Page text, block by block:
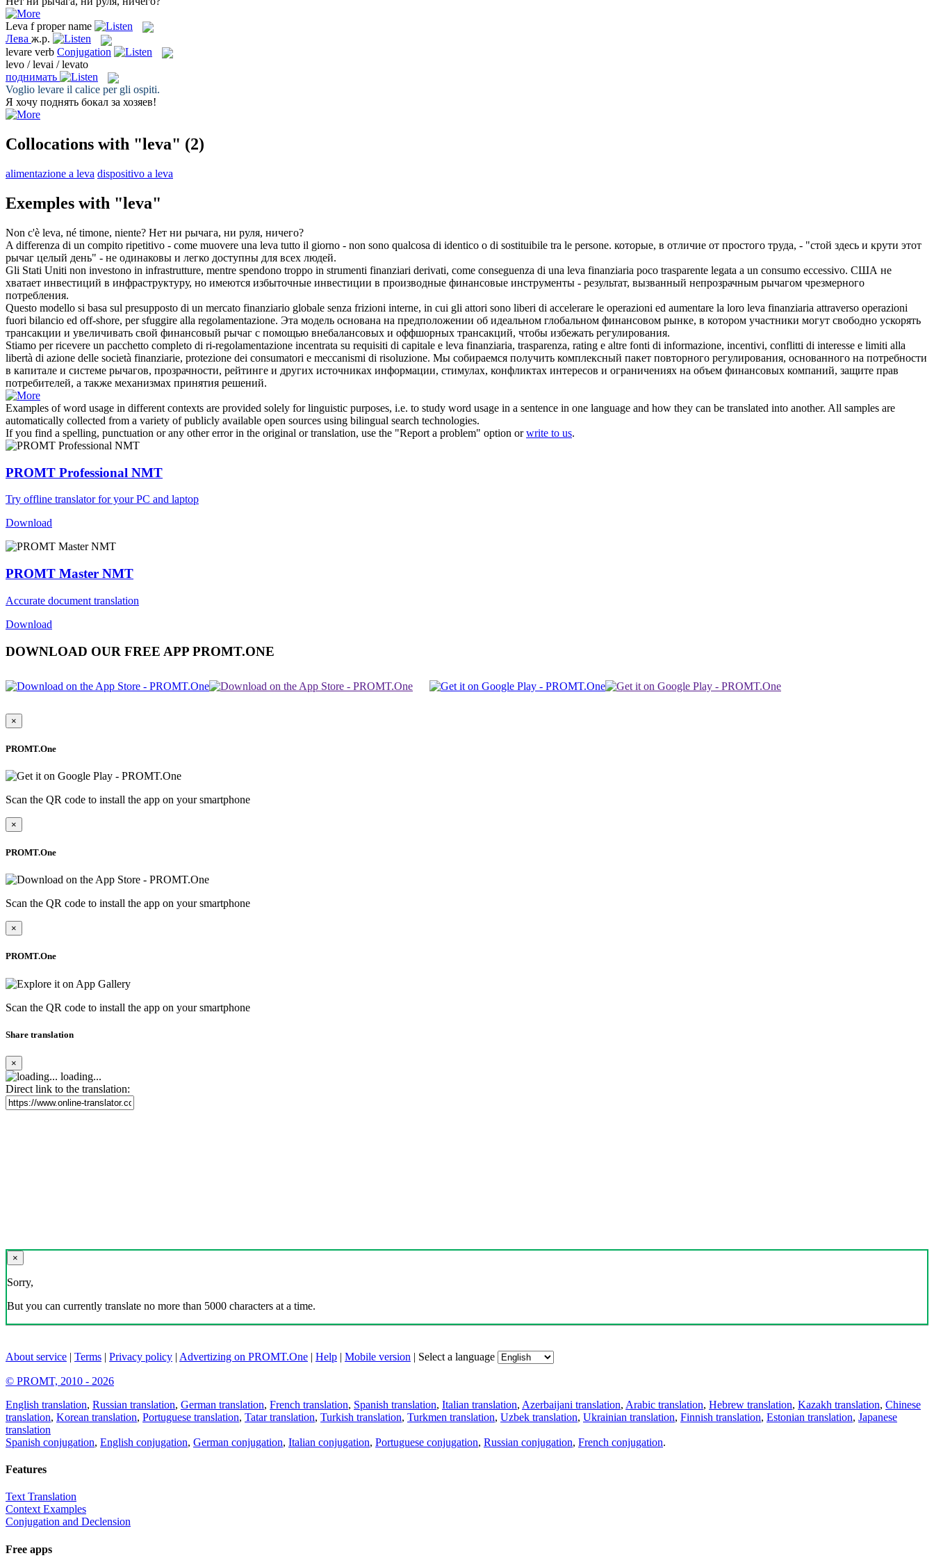
Leva f proper name
Лева ж.р.
levare verb Conjugation
levo / levai / levato
поднимать
Voglio levare il calice per gli ospiti.
Я хочу поднять бокал за хозяев!
Collocations with "leva" (2)
alimentazione a leva dispositivo a leva
Exemples with "leva"
Non c'è leva, né timone, niente? Нет ни рычага, ни руля, ничего?
A differenza di un compito ripetitivo - come muovere una leva tutto il giorno - non sono qualcosa di identico o di sostituibile tra le persone. которые, в отличие от простого труда, - "стой здесь и крути этот
рычаг целый день" - не одинаковы и легко доступны для всех людей.
Gli Stati Uniti non investono in infrastrutture, mentre spendono troppo in strumenti finanziari derivati, come conseguenza di una leva finanziaria poco trasparente legata a un consumo eccessivo. США не
хватает инвестиций в инфраструктуру, но имеются избыточные инвестиции в производные финансовые инструменты - результат, вызванный непрозрачным рычагом чрезмерного
потребления.
Questo modello si basa sul presupposto di un mercato finanziario globale senza frizioni interne, in cui gli attori sono liberi di accelerare le operazioni ed aumentare la loro leva finanziaria attraverso operazioni
fuori bilancio ed off-shore, per sfuggire alla regolamentazione. Эта модель основана на предположении об идеальном глобальном финансовом рынке, в котором участники могут свободно ускорять
трансакции и увеличивать свой финансовый рычаг с помощью внебалансовых и оффшорных трансакций, чтобы избежать регулирования.
Stiamo per ricevere un pacchetto completo di ri-regolamentazione incentrata su requisiti di capitale e leva finanziaria, trasparenza, rating e altre fonti di informazione, incentivi, conflitti di interesse e limiti alla
libertà di azione delle società finanziarie, protezione dei consumatori e meccanismi di risoluzione. Мы собираемся получить комплексный пакет повторного регулирования, основанного на потребности
в капитале и системе рычагов, прозрачности, рейтинге и других источниках информации, стимулах, конфликтах интересов и ограничениях на объем финансовых компаний, защите прав
потребителей, а также механизмах принятия решений.
Examples of word usage in different contexts are provided solely for linguistic purposes, i.e. to study word usage in a sentence in one language and how they can be translated into another. All samples are
automatically collected from a variety of publicly available open sources using bilingual search technologies.
If you find a spelling, punctuation or any other error in the original or translation, use the "Report a problem" option orwrite to us.
PROMT Professional NMT
Try offline translator for your PC and laptop
Download
PROMT Master NMT
Accurate document translation
Download
DOWNLOAD OUR FREE APP PROMT.ONE
×
PROMT.One
Scan the QR code to install the app on your smartphone
×
PROMT.One
Scan the QR code to install the app on your smartphone
×
PROMT.One
Scan the QR code to install the app on your smartphone
Share translation
×
loading...
Direct link to the translation:
×
Sorry,
But you can currently translate no more than 5000 characters at a time.
About service | Terms | Privacy policy | Advertizing on PROMT.One | Help | Mobile version | Select a language
© PROMT, 2010 - 2026
English translation, Russian translation, German translation, French translation, Spanish translation, Italian translation, Azerbaijani translation, Arabic translation, Hebrew translation, Kazakh translation, Chinese
translation, Korean translation, Portuguese translation, Tatar translation, Turkish translation, Turkmen translation, Uzbek translation, Ukrainian translation, Finnish translation, Estonian translation, Japanese
translation
Spanish conjugation, English conjugation, German conjugation, Italian conjugation, Portuguese conjugation, Russian conjugation, French conjugation.
Features
Text Translation
Context Examples
Conjugation and Declension
Free apps